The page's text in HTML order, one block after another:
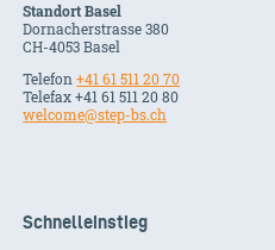
Standort Basel
Dornacherstrasse 380
CH-4053Basel
Telefon+41 61 511 20 70
Telefax +41 61 511 20 80
welcome@step-bs.ch
Schnelleinstieg